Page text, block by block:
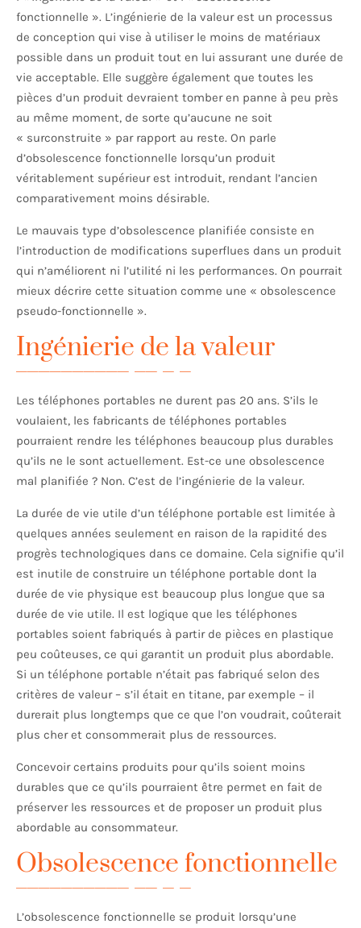
fonctionnelle ». L’ingénierie de la valeur est un processus
de conception qui vise à utiliser le moins de matériaux
possible dans un produit tout en lui assurant une durée de
vie acceptable. Elle suggère également que toutes les
pièces d’un produit devraient tomber en panne à peu près
au même moment, de sorte qu’aucune ne soit
« surconstruite » par rapport au reste. On parle
d’obsolescence fonctionnelle lorsqu’un produit
véritablement supérieur est introduit, rendant l’ancien
comparativement moins désirable.
Le mauvais type d’obsolescence planifiée consiste en
l’introduction de modifications superflues dans un produit
qui n’améliorent ni l’utilité ni les performances. On pourrait
mieux décrire cette situation comme une « obsolescence
pseudo-fonctionnelle ».
Ingénierie de la valeur
Les téléphones portables ne durent pas 20 ans. S’ils le
voulaient, les fabricants de téléphones portables
pourraient rendre les téléphones beaucoup plus durables
qu’ils ne le sont actuellement. Est-ce une obsolescence
mal planifiée ? Non. C’est de l’ingénierie de la valeur.
La durée de vie utile d’un téléphone portable est limitée à
quelques années seulement en raison de la rapidité des
progrès technologiques dans ce domaine. Cela signifie qu’il
est inutile de construire un téléphone portable dont la
durée de vie physique est beaucoup plus longue que sa
durée de vie utile. Il est logique que les téléphones
portables soient fabriqués à partir de pièces en plastique
peu coûteuses, ce qui garantit un produit plus abordable.
Si un téléphone portable n’était pas fabriqué selon des
critères de valeur – s’il était en titane, par exemple – il
durerait plus longtemps que ce que l’on voudrait, coûterait
plus cher et consommerait plus de ressources.
Concevoir certains produits pour qu’ils soient moins
durables que ce qu’ils pourraient être permet en fait de
préserver les ressources et de proposer un produit plus
abordable au consommateur.
Obsolescence fonctionnelle
L’obsolescence fonctionnelle se produit lorsqu’une